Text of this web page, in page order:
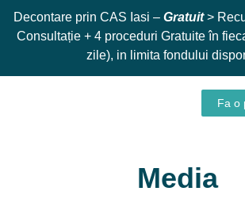
Decontare prin CAS Iasi – Gratuit>
Consultație + 4 proceduri Gratuite în
zile), in limita fondului
Fa o
Media